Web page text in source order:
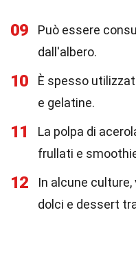
09
Può essere
dall'albero.
10
È spesso
e gelatine.
11
La polpa di
frullati e
12
In alcune
dolci e dessert